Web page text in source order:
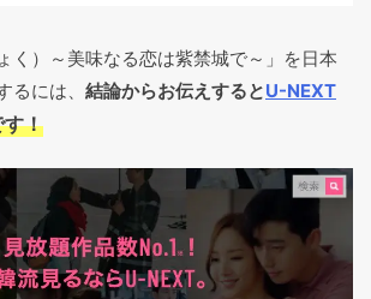
く）～美味なる恋は紫禁城で～」を日本
るには、 結論からお伝えするとU-NEXT
す！